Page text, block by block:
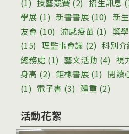
(1) 技藝競賽 (2) 招生訊息
學展 (1) 新書書展 (10) 新
友會 (10) 流感疫苗 (1) 獎
(15) 理監事會議 (2) 科別介
總務處 (1) 藝文活動 (4) 視
身高 (2) 鉅橡書展 (1) 閱讀
(1) 電子書 (3) 體重 (2)
活動花絮